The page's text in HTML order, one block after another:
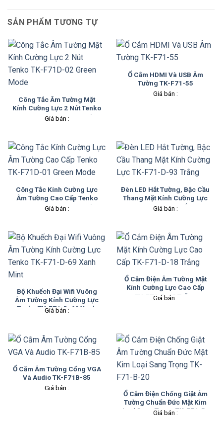
SẢN PHẨM TƯƠNG TỰ
Công Tắc Âm Tường Mặt
Kính Cường Lực 2 Nút Tenko
TK-F71D-02 Green Mode
Giá bán :
Ổ Cắm HDMI Và USB Âm
Tường TK-F71-55
Giá bán :
Công Tắc Kính Cường Lực
Âm Tường Cao Cấp Tenko
TK-F71D-01 Green Mode
Giá bán :
Đèn LED Hắt Tường, Bậc Cầu
Thang Mặt Kính Cường Lực
TK-F71-D-93 Trắng
Giá bán :
Bộ Khuếch Đại Wifi Vuông
Âm Tường Kính Cường Lực
Tenko TK-F71-D-69 Xanh
Giá bán :
Ổ Cắm Điện Âm Tường Mặt
Kính Cường Lực Cao Cấp
TK-F71-D-18 Trắng
Giá bán :
Ổ Cắm Âm Tường Cổng VGA
Và Audio TK-F71B-85
Giá bán :
Ổ Cắm Điện Chống Giật Âm
Tường Chuẩn Đức Mặt Kim
Loại Sang Trọng TK-F71-B-
Giá bán :